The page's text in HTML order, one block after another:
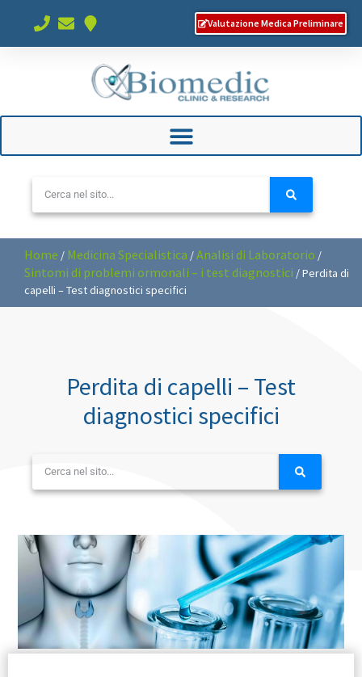
Valutazione Medica Preliminare
Home / Medicina Specialistica /Analisi di Laboratorio /
Sintomi di problemi ormonali – i test diagnostici /Perdita di
capelli – Test diagnostici specifici
Perdita di capelli – Test
diagnostici specifici